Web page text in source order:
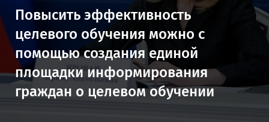
Повысить эффективность
целевого обучения можно с
помощью создания единой
площадки информирования
граждан о целевом обучении